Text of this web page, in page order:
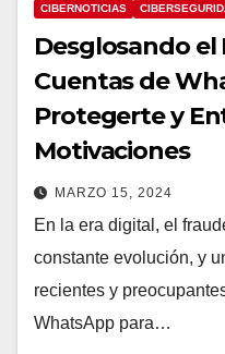
CIBERNOTICIAS
Desglosando el
Cuentas de
Protegerte y
Motivaciones
MARZO 15, 2024
En la era digital, el
constante evolución, y
recientes y
WhatsApp para…